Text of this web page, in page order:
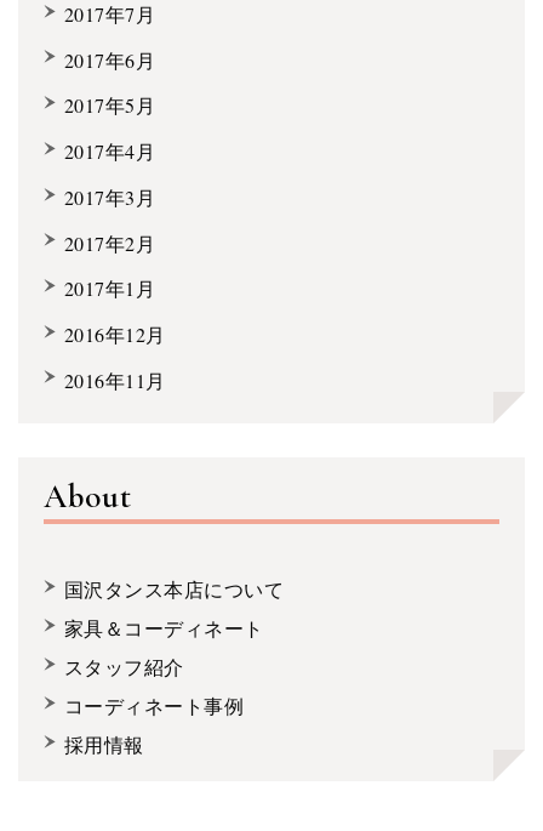
2017年7月
2017年6月
2017年5月
2017年4月
2017年3月
2017年2月
2017年1月
2016年12月
2016年11月
About
国沢タンス本店について
家具＆コーディネート
スタッフ紹介
コーディネート事例
採用情報